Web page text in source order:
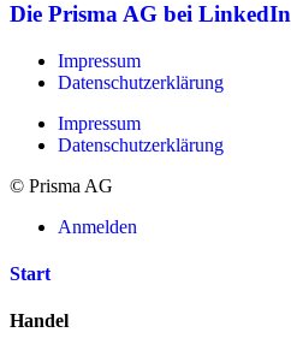
Die Prisma AG bei LinkedIn
Impressum
Datenschutzerklärung
Impressum
Datenschutzerklärung
© Prisma AG
Anmelden
Start
Handel